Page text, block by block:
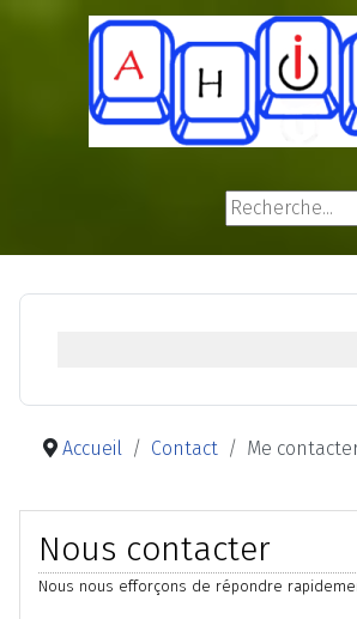
Rechercher
Accueil Contact Me
Nous contacter
Nous nous efforçons de répondre